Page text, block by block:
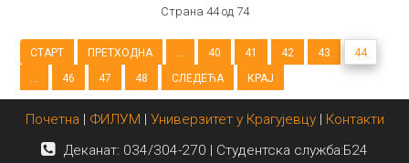
Страна 44 од 74
СТАРТ ПРЕТХОДНА ... 40 41 42 43
44
...
46 47 48 СЛЕДЕЋА КРАЈ
Почетна | ФИЛУМ | Универзитет у Крагујевцу| Контакти
Деканат: 034/304-270 | Студентска служба:Б24